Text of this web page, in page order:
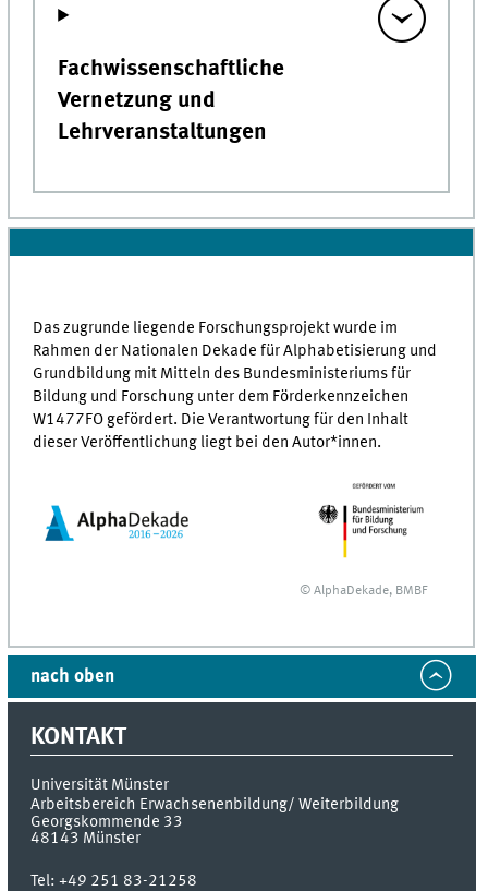
Fachwissenschaftliche
Vernetzung und
Lehrveranstaltungen
Das zugrunde liegende Forschungsprojekt wurde im
Rahmen der Nationalen Dekade für Alphabetisierung und
Grundbildung mit Mitteln des Bundesministeriums für
Bildung und Forschung unter dem Förderkennzeichen
W1477FO gefördert. Die Verantwortung für den Inhalt
dieser Veröffentlichung liegt bei den Autor*innen.
© AlphaDekade, BMBF
nach oben
KONTAKT
Universität Münster
Arbeitsbereich Erwachsenenbildung/ Weiterbildung
Georgskommende 33
48143 Münster
Tel:+49 251 83-21258